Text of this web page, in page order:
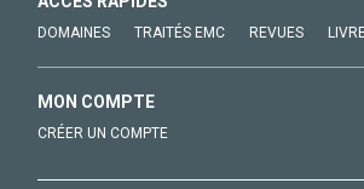
DOMAINES TRAITÉS EMC REVUES
MON COMPTE
CRÉER UN COMPTE